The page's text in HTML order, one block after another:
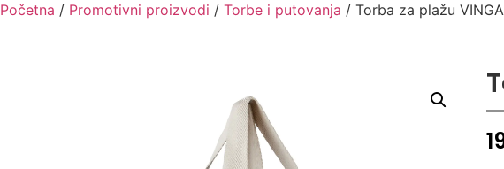
Početna / Promotivni proizvodi / Torbe i putovanja / Torba za plažu